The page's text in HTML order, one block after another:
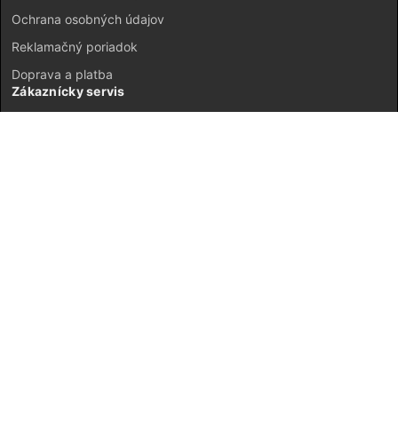
Ochrana osobných údajov
Reklamačný poriadok
Doprava a platba
Zákaznícky servis